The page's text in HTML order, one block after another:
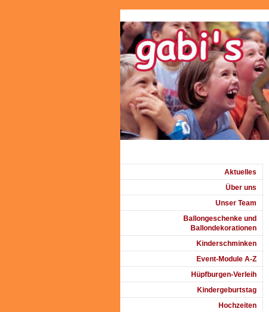
Aktuelles
Über uns
Unser Team
Ballongeschenke und
Ballondekorationen
Kinderschminken
Event-Module A-Z
Hüpfburgen-Verleih
Kindergeburtstag
Hochzeiten